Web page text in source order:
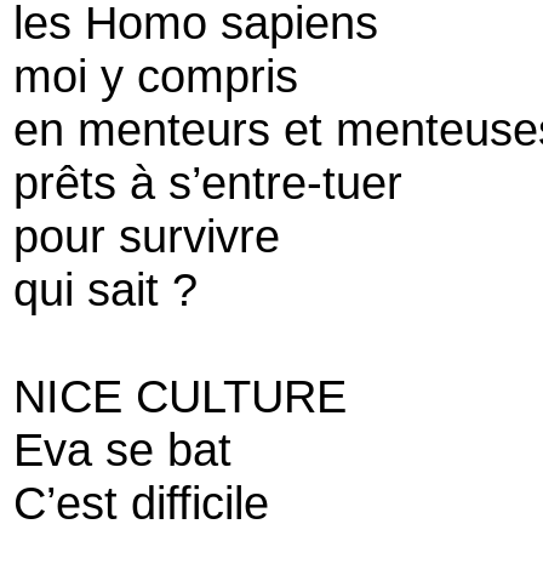
les Homo sapiens
moi y compris
en menteurs et
prêts à s’entre-tuer
pour survivre
qui sait ?
NICE CULTURE
Eva se bat
C’est difficile